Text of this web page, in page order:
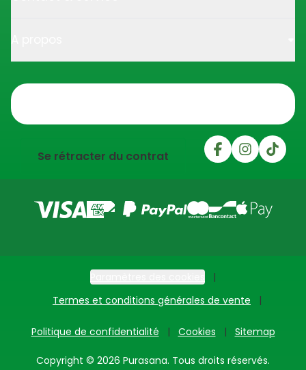
Se rétracter du contrat
Termes et conditions générales de vente
Politique de confidentialité Cookies Sitemap
Copyright © 2026 Purasana. Tous droits réservés.